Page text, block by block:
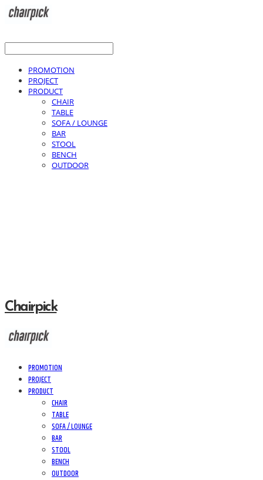
PROMOTION
PROJECT
PRODUCT
CHAIR
TABLE
SOFA / LOUNGE
BAR
STOOL
BENCH
OUTDOOR
Chairpick
PROMOTION
PROJECT
PRODUCT
CHAIR
TABLE
SOFA / LOUNGE
BAR
STOOL
BENCH
OUTDOOR